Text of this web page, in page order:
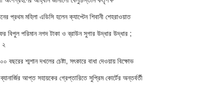
প্রথম মহিলা এডিসি হলেন ক্যাপ্টেন শিবানী শেহরাওয়াত
বিপুল পরিমান নগদ টাকা ও ব্রাউন সুগার উদ্ধার উদ্ধার ;
২
বছরের শ্মশান দখলের চেষ্টা, সৎকারে বাধা দেওয়ায় বিক্ষোভ
আপ্ত সহায়কের গ্রেপ্তারিতে সুপ্রিম কোর্টের অন্তর্বর্তী